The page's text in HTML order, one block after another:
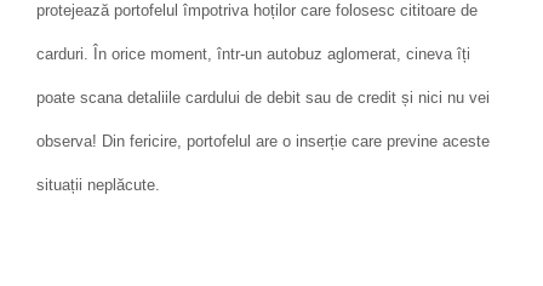
protejează portofelul împotriva hoților care folosesc cititoare de
carduri. În orice moment, într-un autobuz aglomerat, cineva îți
poate scana detaliile cardului de debit sau de credit și nici nu vei
observa! Din fericire, portofelul are o inserție care previne aceste
situații neplăcute.